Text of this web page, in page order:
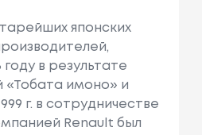
японских
году в результате
«Тобата имоно» и
г. в сотрудничестве
Renault был